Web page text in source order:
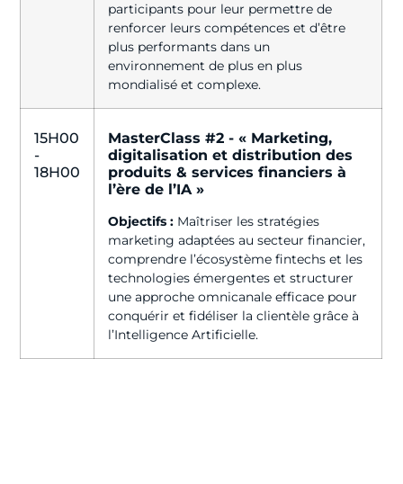
participants pour leur permettre de
renforcer leurs compétences et d’être
plus performants dans un
environnement de plus en plus
mondialisé et complexe.
15H00
-
18H00
MasterClass #2 - « Marketing,
digitalisation et distribution des
produits & services financiers à
l’ère de l’IA »
Objectifs : Maîtriser les stratégies
marketing adaptées au secteur financier,
comprendre l’écosystème fintechs et les
technologies émergentes et structurer
une approche omnicanale efficace pour
conquérir et fidéliser la clientèle grâce à
l’Intelligence Artificielle.